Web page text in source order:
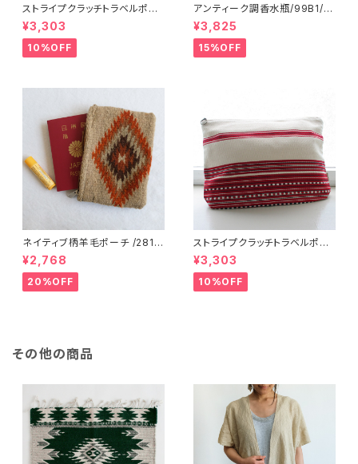
ストライプクラッチトラベルポー
チ/ L /147/Blue/ HUNGARY
ハンガリー
¥3,303
10%OFF
アンティーク調香水瓶/99B1/M
OROCCO モロッコ
¥3,825
15%OFF
ネイティブ柄羊毛ポーチ /281f/
MEXICO メキシコ
¥2,768
20%OFF
ストライプクラッチトラベルポー
チ / L /147/Red/ HUNGARY
ハンガリー
¥3,303
10%OFF
その他の商品